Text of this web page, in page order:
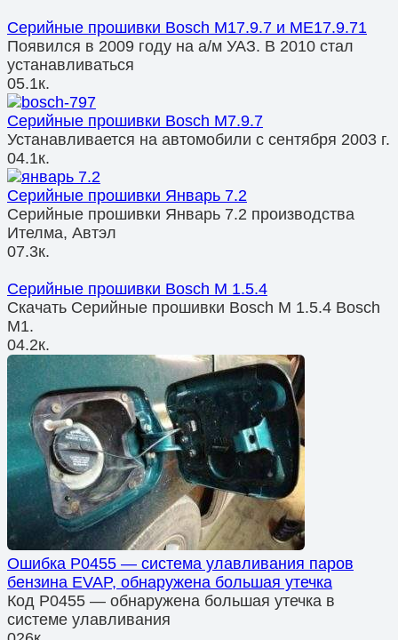
Серийные прошивки Bosch M17.9.7 и ME17.9.71
Появился в 2009 году на а/м УАЗ. В 2010 стал
устанавливаться
05.1к.
Серийные прошивки Bosch M7.9.7
Устанавливается на автомобили с сентября 2003 г.
04.1к.
Серийные прошивки Январь 7.2
Серийные прошивки Январь 7.2 производства
Ителма, Автэл
07.3к.
Серийные прошивки Bosch M 1.5.4
Скачать Серийные прошивки Bosch M 1.5.4 Bosch
M1.
04.2к.
Ошибка P0455 — система улавливания паров
бензина EVAP, обнаружена большая утечка
Код P0455 — обнаружена большая утечка в
системе улавливания